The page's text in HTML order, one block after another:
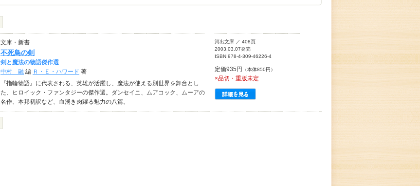
文庫・新書
不死鳥の剣
剣と魔法の物語傑作選
中村 融 編 Ｒ・Ｅ・ハワード 著
『指輪物語』に代表される、英雄が活躍し、魔法が使える別世界を舞台とし
た、ヒロイック・ファンタジーの傑作選。ダンセイニ、ムアコック、ムーアの
名作、本邦初訳など、血湧き肉躍る魅力の八篇。
河出文庫 ／ 408頁
2003.03.07発売
ISBN 978-4-309-46226-4
定価935円 （本体850円）
×品切・重版未定